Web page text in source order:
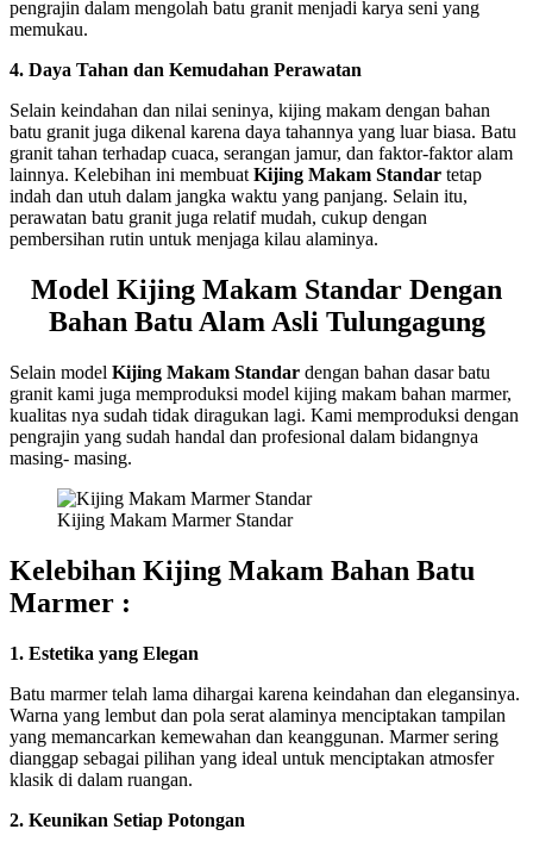
pengrajin dalam mengolah batu granit menjadi karya seni yang
memukau.
4. Daya Tahan dan Kemudahan Perawatan
Selain keindahan dan nilai seninya, kijing makam dengan bahan
batu granit juga dikenal karena daya tahannya yang luar biasa. Batu
granit tahan terhadap cuaca, serangan jamur, dan faktor-faktor alam
lainnya. Kelebihan ini membuat Kijing Makam Standar tetap
indah dan utuh dalam jangka waktu yang panjang. Selain itu,
perawatan batu granit juga relatif mudah, cukup dengan
pembersihan rutin untuk menjaga kilau alaminya.
Model Kijing Makam Standar Dengan
Bahan Batu Alam Asli Tulungagung
Selain model Kijing Makam Standar dengan bahan dasar batu
granit kami juga memproduksi model kijing makam bahan marmer,
kualitas nya sudah tidak diragukan lagi. Kami memproduksi dengan
pengrajin yang sudah handal dan profesional dalam bidangnya
masing- masing.
Kijing Makam Marmer Standar
Kelebihan Kijing Makam Bahan Batu
Marmer :
1. Estetika yang Elegan
Batu marmer telah lama dihargai karena keindahan dan elegansinya.
Warna yang lembut dan pola serat alaminya menciptakan tampilan
yang memancarkan kemewahan dan keanggunan. Marmer sering
dianggap sebagai pilihan yang ideal untuk menciptakan atmosfer
klasik di dalam ruangan.
2. Keunikan Setiap Potongan